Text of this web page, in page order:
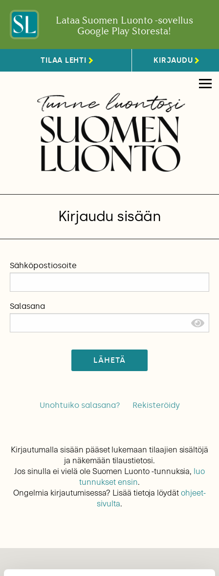
Lataa Suomen Luonto -sovellus
Google Play Storesta!
TILAA LEHTI KIRJAUDU
Kirjaudu sisään
Sähköpostiosoite
Salasana
LÄHETÄ
Unohtuiko salasana? Rekisteröidy
Kirjautumalla sisään pääset lukemaan tilaajien sisältöjä
ja näkemään tilaustietosi.
Jos sinulla ei vielä ole Suomen Luonto -tunnuksia, luo
tunnukset ensin.
Ongelmia kirjautumisessa? Lisää tietoja löydätohjeet-
sivulta.